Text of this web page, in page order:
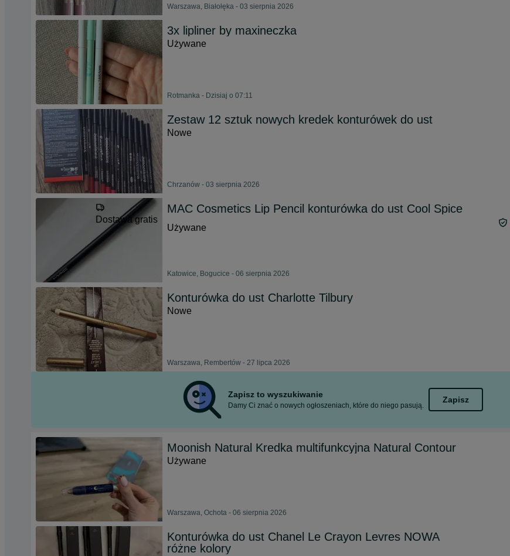
Warszawa, Białołęka - 03 sierpnia 2026
3x lipliner by maxineczka
Używane
Rotmanka - Dzisiaj o 07:11
Zestaw 12 sztuk nowych kredek konturówek do ust
Nowe
Chrzanów - 03 sierpnia 2026
Dostawa gratis
MAC Cosmetics Lip Pencil konturówka do ust Cool Spice
Używane
Katowice, Bogucice - 06 sierpnia 2026
Konturówka do ust Charlotte Tilbury
Nowe
Warszawa, Rembertów - 27 lipca 2026
Zapisz to wyszukiwanie
Damy Ci znać o nowych ogłoszeniach, które do niego pasują.
Zapisz
Moonish Natural Kredka multifunkcyjna Natural Contour
Używane
Warszawa, Ochota - 06 sierpnia 2026
Konturówka do ust Chanel Le Crayon Levres NOWA
różne kolory